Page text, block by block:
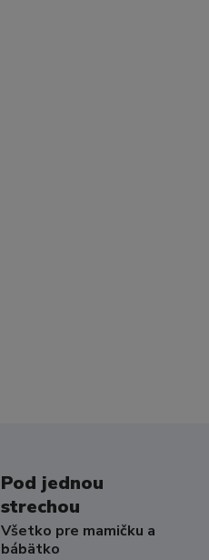
Pod jednou
strechou
Všetko pre mamičku a
bábätko